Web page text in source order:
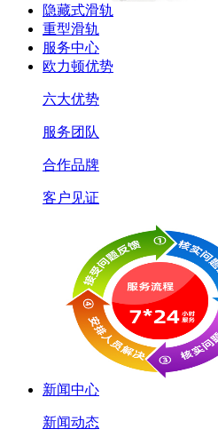
隐藏式滑轨
重型滑轨
服务中心
欧力顿优势
六大优势
服务团队
合作品牌
客户见证
新闻中心
新闻动态